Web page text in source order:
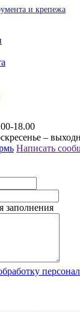
и крепежа
18.00
–
Написать
заполнения